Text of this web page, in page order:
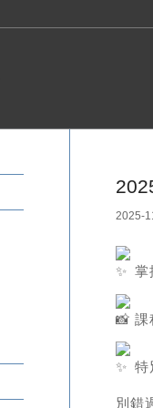
2025-
掌
課
特
別錯